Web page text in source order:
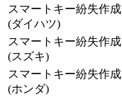
スマートキー紛失作成
(ダイハツ)
スマートキー紛失作成
(スズキ)
スマートキー紛失作成
(ホンダ)